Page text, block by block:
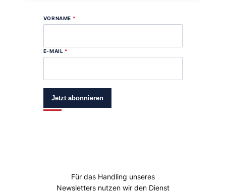
VORNAME *
E-MAIL *
Jetzt abonnieren
Für das Handling unseres
Newsletters nutzen wir den Dienst